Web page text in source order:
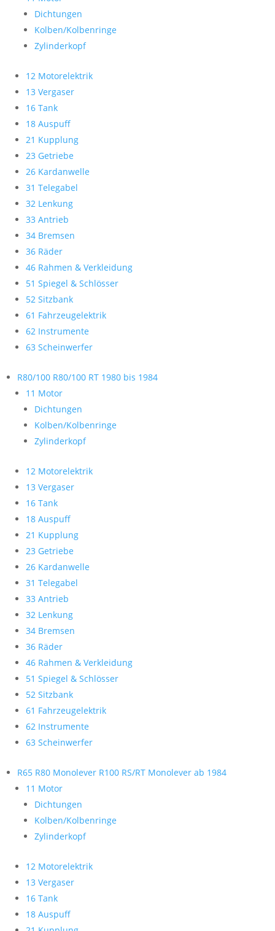
Dichtungen
Kolben/Kolbenringe
Zylinderkopf
12 Motorelektrik
13 Vergaser
16 Tank
18 Auspuff
21 Kupplung
23 Getriebe
26 Kardanwelle
31 Telegabel
32 Lenkung
33 Antrieb
34 Bremsen
36 Räder
46 Rahmen & Verkleidung
51 Spiegel & Schlösser
52 Sitzbank
61 Fahrzeugelektrik
62 Instrumente
63 Scheinwerfer
R80/100 R80/100 RT 1980 bis 1984
11 Motor
Dichtungen
Kolben/Kolbenringe
Zylinderkopf
12 Motorelektrik
13 Vergaser
16 Tank
18 Auspuff
21 Kupplung
23 Getriebe
26 Kardanwelle
31 Telegabel
33 Antrieb
32 Lenkung
34 Bremsen
36 Räder
46 Rahmen & Verkleidung
51 Spiegel & Schlösser
52 Sitzbank
61 Fahrzeugelektrik
62 Instrumente
63 Scheinwerfer
R65 R80 Monolever R100 RS/RT Monolever ab 1984
11 Motor
Dichtungen
Kolben/Kolbenringe
Zylinderkopf
12 Motorelektrik
13 Vergaser
16 Tank
18 Auspuff